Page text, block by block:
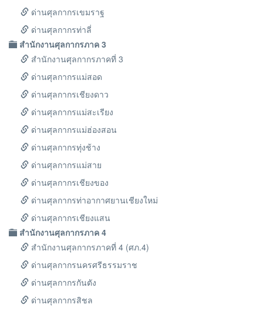
ด่านศุลกากรเขมราฐ
ด่านศุลกากรท่าลี่
สำนักงานศุลกากรภาค 3
สำนักงานศุลกากรภาคที่ 3
ด่านศุลกากรแม่สอด
ด่านศุลกากรเชียงดาว
ด่านศุลกากรแม่สะเรียง
ด่านศุลกากรแม่ฮ่องสอน
ด่านศุลกากรทุ่งช้าง
ด่านศุลกากรแม่สาย
ด่านศุลกากรเชียงของ
ด่านศุลกากรท่าอากาศยานเชียงใหม่
ด่านศุลกากรเชียงแสน
สำนักงานศุลกากรภาค 4
สำนักงานศุลกากรภาคที่ 4 (ศภ.4)
ด่านศุลกากรนครศรีธรรมราช
ด่านศุลกากรกันตัง
ด่านศุลกากรสิชล